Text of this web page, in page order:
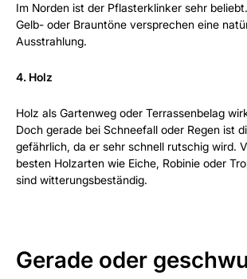
Im Norden ist der Pflasterklinker sehr
Gelb- oder Brauntöne versprechen eine
Ausstrahlung.
4. Holz
Holz als Gartenweg oder Terrassenbelag
Doch gerade bei Schneefall oder Regen ist
gefährlich, da er sehr schnell rutschig wird.
besten Holzarten wie Eiche, Robinie oder
sind witterungsbeständig.
Gerade oder